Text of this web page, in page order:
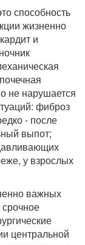
способность
жизненно
и
не нарушается
фиброз
- после
выпот;
у взрослых
важных
центральной